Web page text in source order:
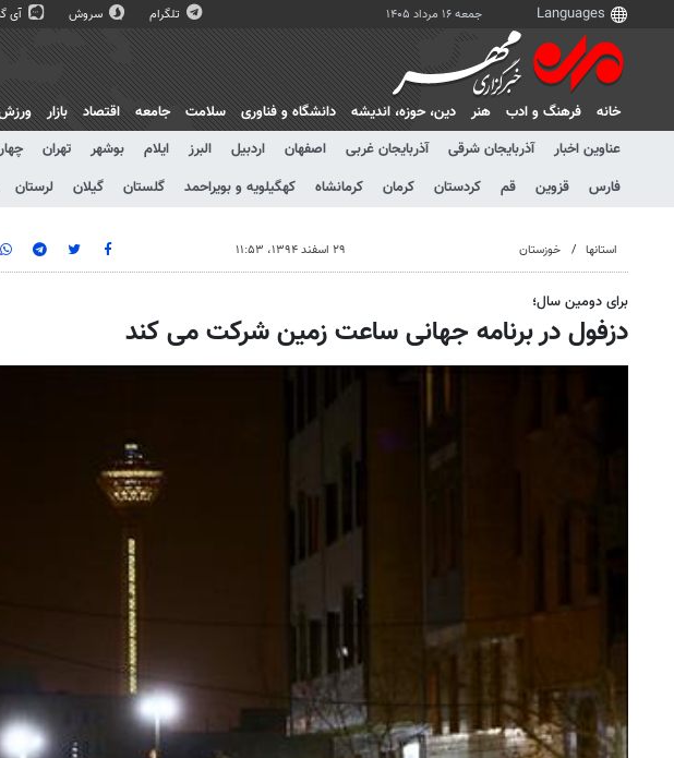
جمعه ۱۶ مرداد ۱۴۰۵ تلگرام سروش آی
خانه فرهنگ و ادب هنر دين، حوزه، انديشه دانشگاه و فناوری سلامت جامعه اقتصاد بازار
عناوین اخبار
آذربایجان شرقی آذربایجان غربی اصفهان اردبیل البرز ایلام بوشهر تهران
فارس
قزوین قم کردستان کرمان کرمانشاه کهگیلویه و بویراحمد گلستان گیلان لرستان
استانها خوزستان ۲۹ اسفند ۱۳۹۴، ۱۱:۵۳
برای دومین سال؛
دزفول در برنامه جهانی ساعت زمین شرکت می کند